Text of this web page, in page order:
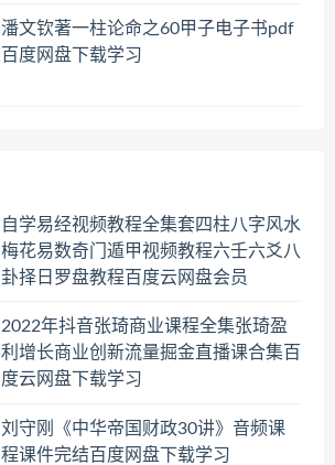
潘文钦著一柱论命之60甲子电子书pdf
百度网盘下载学习
自学易经视频教程全集套四柱八字风水
梅花易数奇门遁甲视频教程六壬六爻八
卦择日罗盘教程百度云网盘会员
2022年抖音张琦商业课程全集张琦盈
利增长商业创新流量掘金直播课合集百
度云网盘下载学习
刘守刚《中华帝国财政30讲》音频课
程课件完结百度网盘下载学习